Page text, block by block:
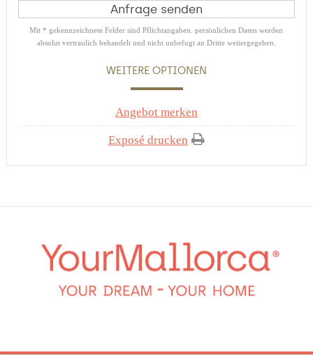
Mit * gekennzeichnete Felder sind Pflichtangaben. persönlichen Daten werden
absolut vertraulich behandelt und nicht unbefugt an Dritte weitergegeben.
WEITERE OPTIONEN
Angebot merken
Exposé drucken